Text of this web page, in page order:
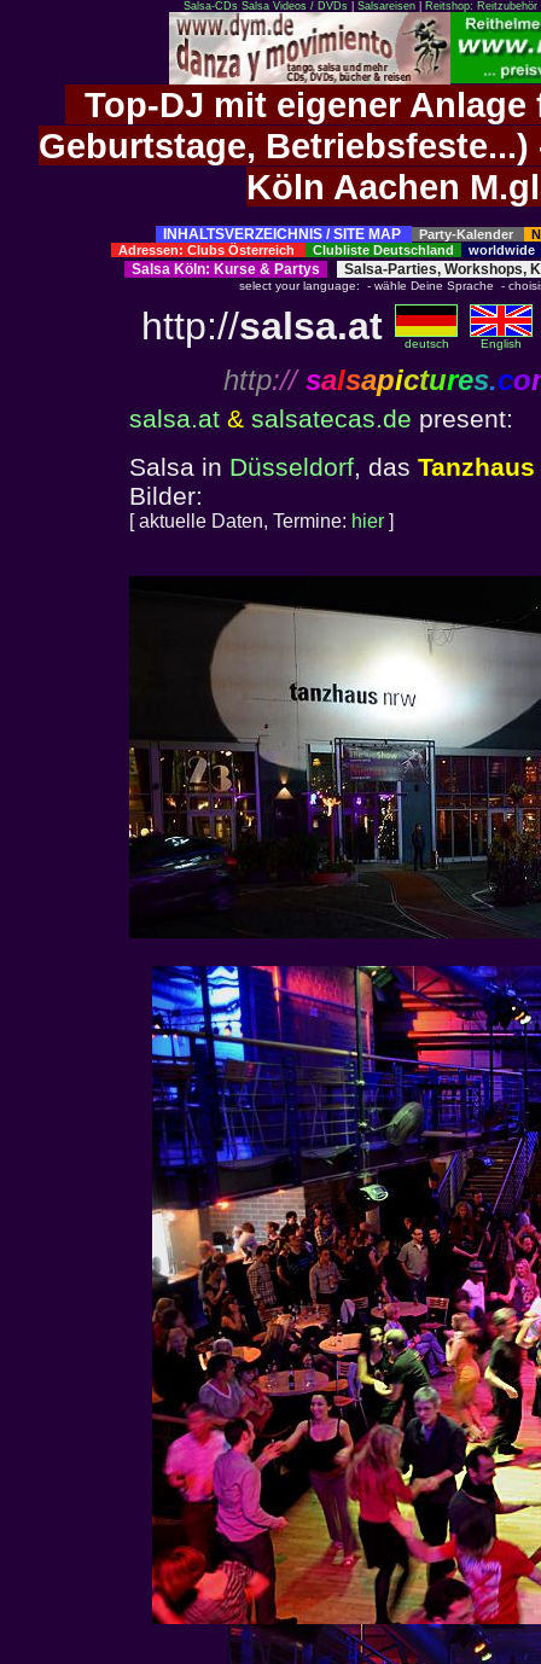
Salsa-CDs Salsa Videos / DVDs| Salsareisen| Reitshop:
Top-DJ mit eigener
Geburtstage,
Köln Aachen
INHALTSVERZEICHNIS / SITE MAP Party-Kalender
Adressen: Clubs Österreich
Clubliste Deutschland worldwide
Salsa Köln: Kurse& Partys Salsa-Parties, Workshops,
select your language: - wähle Deine Sprache -
http://salsa.at deutsch English
http:// salsapictures.co
salsa.at & salsatecas.de
Salsa in Düsseldorf, das Tanzhaus
Bilder:
[ aktuelle Daten, Termine: hier ]